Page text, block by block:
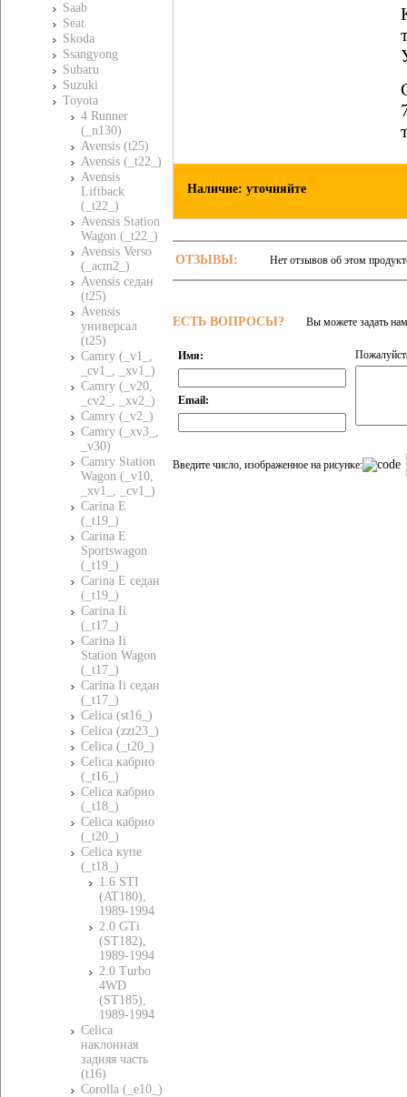
Saab
Seat
Skoda
Ssangyong
Subaru
Suzuki
Toyota
4 Runner
(_n130)
Avensis (t25)
Avensis (_t22_)
Avensis
Liftback
(_t22_)
Avensis Station
Wagon (_t22_)
Avensis Verso
(_acm2_)
Avensis седан
(t25)
Avensis
универсал
(t25)
Camry (_v1_,
_cv1_, _xv1_)
Camry (_v20,
_cv2_, _xv2_)
Camry (_v2_)
Camry (_xv3_,
_v30)
Camry Station
Wagon (_v10,
_xv1_, _cv1_)
Carina E
(_t19_)
Carina E
Sportswagon
(_t19_)
Carina E седан
(_t19_)
Carina Ii
(_t17_)
Carina Ii
Station Wagon
(_t17_)
Carina Ii седан
(_t17_)
Celica (st16_)
Celica (zzt23_)
Celica (_t20_)
Celica кабрио
(_t16_)
Celica кабрио
(_t18_)
Celica кабрио
(_t20_)
Celica купе
(_t18_)
1.6 STI
(AT180),
1989-1994
2.0 GTi
(ST182),
1989-1994
2.0 Turbo
4WD
(ST185),
1989-1994
Celica
наклонная
задняя часть
(t16)
Corolla (_e10_)
Наличие: уточняйте
ОТЗЫВЫ: Нет отзывов об этом
ЕСТЬ ВОПРОСЫ? Вы можете задать
Имя:
Email:
Введите число, изображенное на рисунке: